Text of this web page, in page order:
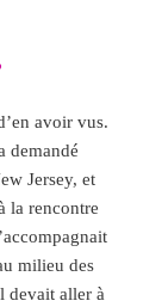
avoir vus.
demandé
Jersey, et
la rencontre
milieu des
devait aller à